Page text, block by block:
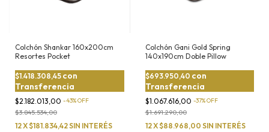
Colchón Shankar 160x200cm
Resortes Pocket
$2.182.013,00 -43%OFF
$3.845.534,00
$1.418.308,45 con
Transferencia
12X$181.834,42SIN INTERÉS
Colchón Gani Gold Spring
140x190cm Doble Pillow
$1.067.616,00 -37%OFF
$1.691.290,00
$693.950,40 con
Transferencia
12X$88.968,00 SIN INTERÉS